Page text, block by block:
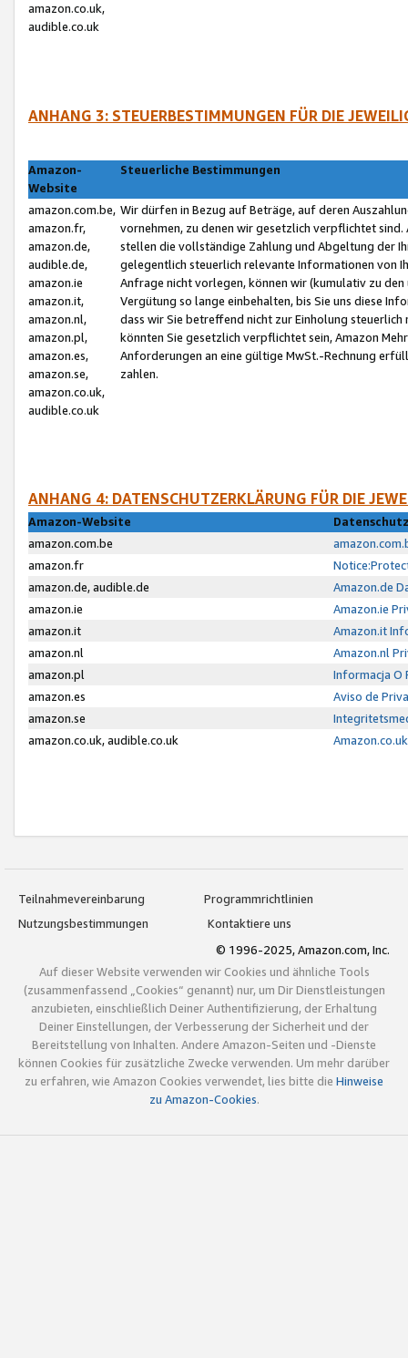
amazon.co.uk,
audible.co.uk
ANHANG 3: STEUERBESTIMMUNGEN FÜR DIE
Amazon-
Website
Steuerliche Bestimmungen
amazon.com.be,
amazon.fr,
amazon.de,
audible.de,
amazon.ie
amazon.it,
amazon.nl,
amazon.pl,
amazon.es,
amazon.se,
amazon.co.uk,
audible.co.uk
Wir dürfen in Bezug auf Beträge, auf deren
vornehmen, zu denen wir gesetzlich verpflichtet
stellen die vollständige Zahlung und Abgeltung der
gelegentlich steuerlich relevante Informationen von
Anfrage nicht vorlegen, können wir (kumulativ zu
Vergütung so lange einbehalten, bis Sie uns diese
dass wir Sie betreffend nicht zur Einholung
könnten Sie gesetzlich verpflichtet sein, Amazon
Anforderungen an eine gültige MwSt.-Rechnung
zahlen.
ANHANG 4: DATENSCHUTZERKLÄRUNG FÜR DIE
Amazon-Website
amazon.com.be
amazon.fr
amazon.de, audible.de
Amazon.de
amazon.ie
Amazon.ie
amazon.it
Amazon.it
amazon.nl
Amazon.nl
amazon.pl
Informacja O
amazon.es
Aviso de
amazon.se
amazon.co.uk, audible.co.uk
Teilnahmevereinbarung
Programmrichtlinien
Nutzungsbestimmungen
Kontaktiere uns
© 1996-2025, Amazon.com, Inc.
Auf dieser Website verwenden wir Cookies und ähnliche Tools
(zusammenfassend „Cookies“ genannt) nur, um Dir Dienstleistungen
anzubieten, einschließlich Deiner Authentifizierung, der Erhaltung
Deiner Einstellungen, der Verbesserung der Sicherheit und der
Bereitstellung von Inhalten. Andere Amazon-Seiten und -Dienste
können Cookies für zusätzliche Zwecke verwenden. Um mehr darüber
zu erfahren, wie Amazon Cookies verwendet, lies bitte die Hinweise
zu Amazon-Cookies.